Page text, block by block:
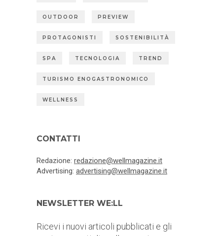
OUTDOOR PREVIEW
PROTAGONISTI SOSTENIBILITÀ
SPA TECNOLOGIA TREND
TURISMO ENOGASTRONOMICO
WELLNESS
CONTATTI
Redazione: redazione@wellmagazine.it
Advertising: advertising@wellmagazine.it
NEWSLETTER WE:LL
Ricevi i nuovi articoli pubblicati e gli